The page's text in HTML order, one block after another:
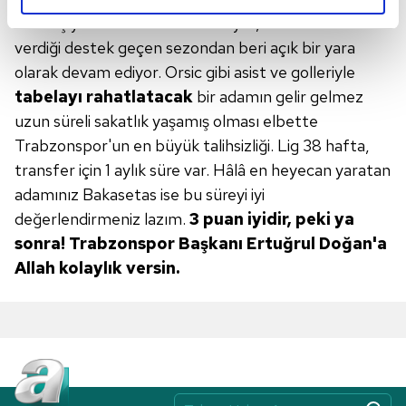
kalemimiz olduğunu sizlere hatırlatmak isteriz.
Her halükârda, kullanıcılar, bu çerezlere izin vermedikleri
takdirde, kullanıcılara hedefli reklamlar
gösterilmeyecektir."
Sizlere daha iyi bir hizmet sunabilmek için İnternet
Sitemizde kendimize ve üçüncü kişilere ait çerezler
kullanılmaktadır. Bu çerezler vasıtasıyla çeşitli kişisel
verileriniz işlenmekte olup gerekli olan çerezler bilgi
toplumu hizmetlerinin sunulması amacıyla
kullanılmaktadır. Diğer çerezler, sitemizin daha işlevsel
Çerezlere ilişkin tercihlerinizi aşağıda yer alan panel
uzaklaşıyor. Santrfor beslenmiyor, iki bekin hücuma
verdiği destek geçen sezondan beri açık bir yara
olarak devam ediyor. Orsic gibi asist ve golleriyle
tabelayı rahatlatacak bir adamın gelir gelmez
uzun süreli sakatlık yaşamış olması elbette
Trabzonspor'un en büyük talihsizliği. Lig 38 hafta,
transfer için 1 aylık süre var. Hâlâ en heyecan yaratan
adamınız Bakasetas ise bu süreyi iyi
değerlendirmeniz lazım. 3 puan iyidir, peki ya
sonra! Trabzonspor Başkanı Ertuğrul Doğan'a
Allah kolaylık versin.